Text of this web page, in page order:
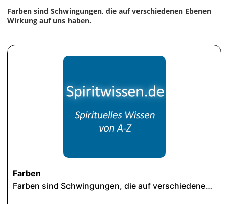
Farben sind Schwingungen, die auf verschiedenen Ebenen
Wirkung auf uns haben.